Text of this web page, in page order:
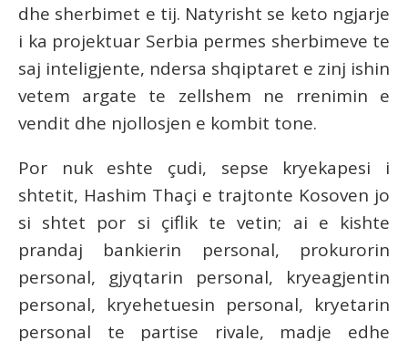
dhe sherbimet e tij. Natyrisht se keto ngjarje
i ka projektuar Serbia permes sherbimeve te
saj inteligjente, ndersa shqiptaret e zinj ishin
vetem argate te zellshem ne rrenimin e
vendit dhe njollosjen e kombit tone.
Por nuk eshte çudi, sepse kryekapesi i
shtetit, Hashim Thaçi e trajtonte Kosoven jo
si shtet por si çiflik te vetin; ai e kishte
prandaj bankierin personal, prokurorin
personal, gjyqtarin personal, kryeagjentin
personal, kryehetuesin personal, kryetarin
personal te partise rivale, madje edhe